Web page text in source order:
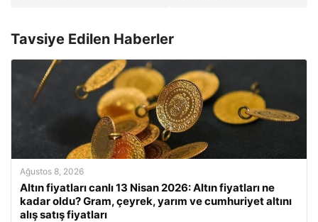
Tavsiye Edilen Haberler
Ağustos 8, 2026
Altın fiyatları canlı 13 Nisan 2026: Altın fiyatları ne
kadar oldu? Gram, çeyrek, yarım ve cumhuriyet altını
alış satış fiyatları